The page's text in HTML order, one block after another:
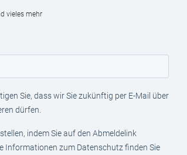
vieles mehr
Sie, dass wir Sie zukünftig per E-Mail über
dürfen.
indem Sie auf den Abmeldelink
Informationen zum Datenschutz finden Sie